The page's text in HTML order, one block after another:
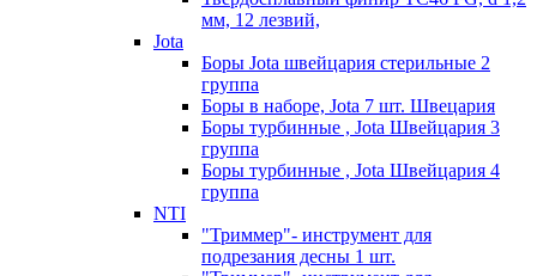
мм, 12 лезвий,
Jota
Боры Jota швейцария стерильные 2
группа
Боры в наборе, Jota 7 шт. Швецария
Боры турбинные , Jota Швейцария 3
группа
Боры турбинные , Jota Швейцария 4
группа
NTI
"Триммер"- инструмент для
подрезания десны 1 шт.